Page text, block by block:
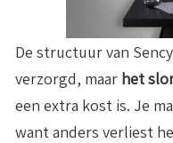
De structuur van
verzorgd, maar het
een extra kost is. Je
want anders verliest